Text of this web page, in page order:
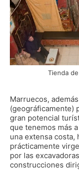
Tienda
Marruecos,
(geográficamente)
gran potencial
que tenemos más
una extensa costa,
prácticamente
por las
construcciones